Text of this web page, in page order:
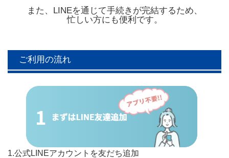
また、LINEを通じて手続きが完結するため、
忙しい方にも便利です。
ご利用の流れ
1.公式LINEアカウントを友だち追加